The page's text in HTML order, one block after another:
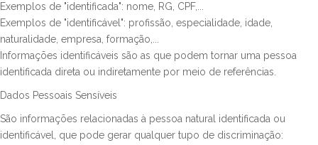
Exemplos de "identificada": nome, RG, CPF,...
Exemplos de "identificável": profissão, especialidade, idade,
naturalidade, empresa, formação,...
Informações identificáveis são as que podem tornar uma pessoa
identificada direta ou indiretamente por meio de referências.
Dados Pessoais Sensíveis
São informações relacionadas à pessoa natural identificada ou
identificável, que pode gerar qualquer tupo de discriminação: